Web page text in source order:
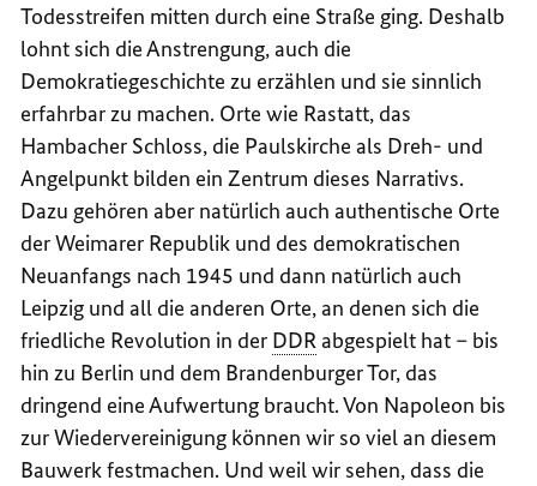
Todesstreifen mitten durch eine Straße ging. Deshalb
lohnt sich die Anstrengung, auch die
Demokratiegeschichte zu erzählen und sie sinnlich
erfahrbar zu machen. Orte wie Rastatt, das
Hambacher Schloss, die Paulskirche als Dreh- und
Angelpunkt bilden ein Zentrum dieses Narrativs.
Dazu gehören aber natürlich auch authentische Orte
der Weimarer Republik und des demokratischen
Neuanfangs nach 1945 und dann natürlich auch
Leipzig und all die anderen Orte, an denen sich die
friedliche Revolution in der DDRabgespielt hat – bis
hin zu Berlin und dem Brandenburger Tor, das
dringend eine Aufwertung braucht. Von Napoleon bis
zur Wiedervereinigung können wir so viel an diesem
Bauwerk festmachen. Und weil wir sehen, dass die